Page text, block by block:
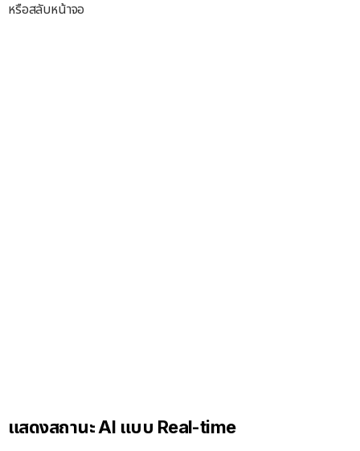
หรือสลับหน้าจอ
แสดงสถานะ AI แบบ Real-time